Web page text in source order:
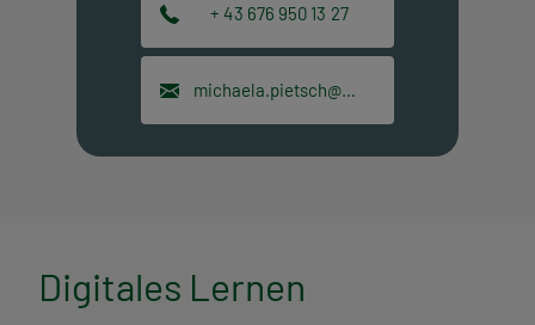
+ 43 676 950 13 27
Digitales Lernen